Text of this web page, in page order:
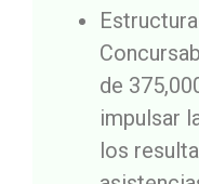
de
impulsar
los